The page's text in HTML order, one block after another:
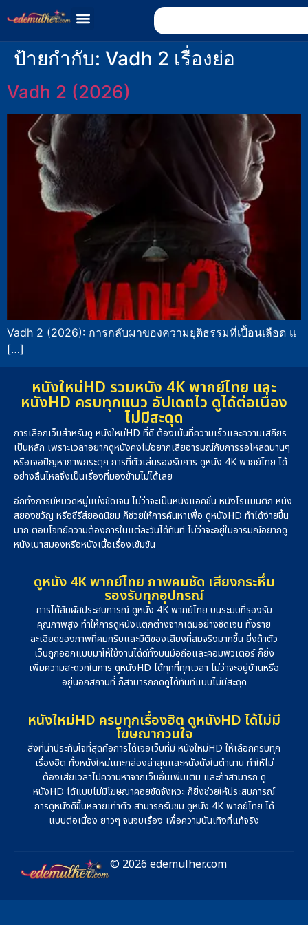
ป้ายกำกับ: Vadh 2 เรื่องย่อ
Vadh 2 (2026)
Vadh 2 (2026): การกลับมาของความยุติธรรมที่เปื้อนเลือด แ
[…]
หนังใหม่HD รวมหนัง 4K พากย์ไทย และ
หนังHD ครบทุกแนว อัปเดตไว ดูได้ต่อเนื่อง
ไม่มีสะดุด
การเลือกเว็บสำหรับดู หนังใหม่HD ที่ดี ต้องเน้นที่ความเร็วและความเสถียร
เป็นหลัก เพราะเวลาอยากดูหนังคงไม่อยากเสียอารมณ์กับการรอโหลดนานๆ
หรือเจอปัญหาภาพกระตุก การที่ตัวเล่นรองรับการ ดูหนัง 4K พากย์ไทย ได้
อย่างลื่นไหลจึงเป็นเรื่องที่มองข้ามไม่ได้เลย
อีกทั้งการมีหมวดหมู่แบ่งชัดเจน ไม่ว่าจะเป็นหนังแอคชั่น หนังโรแมนติก หนัง
สยองขวัญ หรือซีรีส์ยอดนิยม ก็ช่วยให้การค้นหาเพื่อ ดูหนังHD ทำได้ง่ายขึ้น
มาก ตอบโจทย์ความต้องการในแต่ละวันได้ทันที ไม่ว่าจะอยู่ในอารมณ์อยากดู
หนังเบาสมองหรือหนังเนื้อเรื่องเข้มข้น
ดูหนัง 4K พากย์ไทย ภาพคมชัด เสียงกระหึ่ม
รองรับทุกอุปกรณ์
การได้สัมผัสประสบการณ์ ดูหนัง 4K พากย์ไทย บนระบบที่รองรับ
คุณภาพสูง ทำให้การดูหนังแตกต่างจากเดิมอย่างชัดเจน ทั้งราย
ละเอียดของภาพที่คมกริบและมิติของเสียงที่สมจริงมากขึ้น ยิ่งถ้าตัว
เว็บถูกออกแบบมาให้ใช้งานได้ดีทั้งบนมือถือและคอมพิวเตอร์ ก็ยิ่ง
เพิ่มความสะดวกในการ ดูหนังHD ได้ทุกที่ทุกเวลา ไม่ว่าจะอยู่บ้านหรือ
อยู่นอกสถานที่ ก็สามารถกดดูได้ทันทีแบบไม่มีสะดุด
หนังใหม่HD ครบทุกเรื่องฮิต ดูหนังHD ได้ไม่มี
โฆษณากวนใจ
สิ่งที่น่าประทับใจที่สุดคือการได้เจอเว็บที่มี หนังใหม่HD ให้เลือกครบทุก
เรื่องฮิต ทั้งหนังใหม่แกะกล่องล่าสุดและหนังดังในตำนาน ทำให้ไม่
ต้องเสียเวลาไปควานหาจากเว็บอื่นเพิ่มเติม และถ้าสามารถ ดู
หนังHD ได้แบบไม่มีโฆษณาคอยขัดจังหวะ ก็ยิ่งช่วยให้ประสบการณ์
การดูหนังดีขึ้นหลายเท่าตัว สามารถรับชม ดูหนัง 4K พากย์ไทย ได้
แบบต่อเนื่อง ยาวๆ จนจบเรื่อง เพื่อความบันเทิงที่แท้จริง
© 2026 edemulher.com